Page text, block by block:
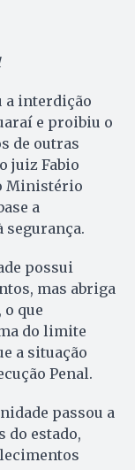
a interdição
e proibiu o
de outras
juiz Fabio
Ministério
a
segurança.
possui
mas abriga
o que
do limite
a situação
Penal.
passou a
do estado,